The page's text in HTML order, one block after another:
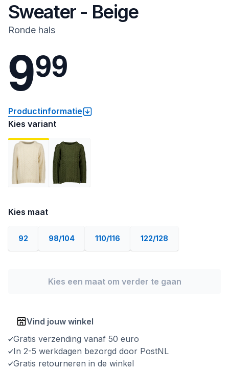
Sweater - Beige
Ronde hals
999
Productinformatie
Kies variant
Kies maat
92 98/104 110/116 122/128
Kies een maat om verder te gaan
Vind jouw winkel
Gratis verzending vanaf 50 euro
In 2-5 werkdagen bezorgd door PostNL
Gratis retourneren in de winkel